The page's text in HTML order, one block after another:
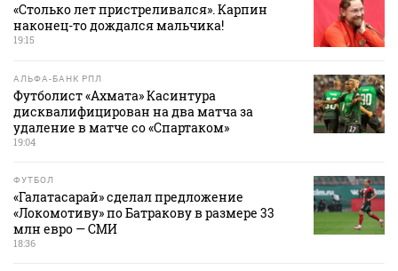
«Столько лет пристреливался». Карпин
наконец-то дождался мальчика!
19:15
АЛЬФА-БАНК РПЛ
Футболист «Ахмата» Касинтура
дисквалифицирован на два матча за
удаление в матче со «Спартаком»
19:04
ФУТБОЛ
«Галатасарай» сделал предложение
«Локомотиву» по Батракову в размере 33
млн евро — СМИ
18:36